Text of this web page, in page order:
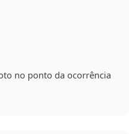
no ponto da ocorrência